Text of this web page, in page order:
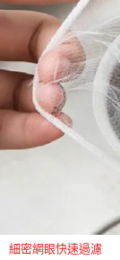
細密網眼快速過濾